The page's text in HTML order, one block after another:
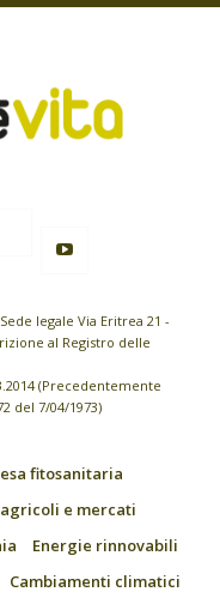
legale Via Eritrea 21 -
al Registro delle
(Precedentemente
del 7/04/1973)
fitosanitaria
e mercati
Energie rinnovabili
Cambiamenti climatici